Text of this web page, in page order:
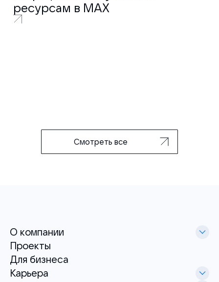
ресурсам в MAX
Смотреть все
О компании
Проекты
Для бизнеса
Карьера